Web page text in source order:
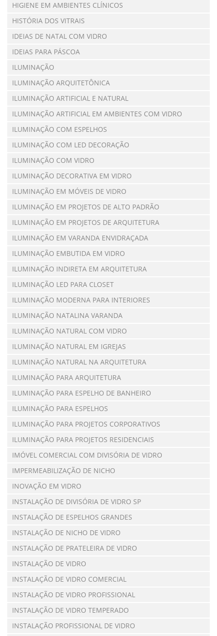
HIGIENE EM AMBIENTES CLÍNICOS
HISTÓRIA DOS VITRAIS
IDEIAS DE NATAL COM VIDRO
IDEIAS PARA PÁSCOA
ILUMINAÇÃO
ILUMINAÇÃO ARQUITETÔNICA
ILUMINAÇÃO ARTIFICIAL E NATURAL
ILUMINAÇÃO ARTIFICIAL EM AMBIENTES COM VIDRO
ILUMINAÇÃO COM ESPELHOS
ILUMINAÇÃO COM LED DECORAÇÃO
ILUMINAÇÃO COM VIDRO
ILUMINAÇÃO DECORATIVA EM VIDRO
ILUMINAÇÃO EM MÓVEIS DE VIDRO
ILUMINAÇÃO EM PROJETOS DE ALTO PADRÃO
ILUMINAÇÃO EM PROJETOS DE ARQUITETURA
ILUMINAÇÃO EM VARANDA ENVIDRAÇADA
ILUMINAÇÃO EMBUTIDA EM VIDRO
ILUMINAÇÃO INDIRETA EM ARQUITETURA
ILUMINAÇÃO LED PARA CLOSET
ILUMINAÇÃO MODERNA PARA INTERIORES
ILUMINAÇÃO NATALINA VARANDA
ILUMINAÇÃO NATURAL COM VIDRO
ILUMINAÇÃO NATURAL EM IGREJAS
ILUMINAÇÃO NATURAL NA ARQUITETURA
ILUMINAÇÃO PARA ARQUITETURA
ILUMINAÇÃO PARA ESPELHO DE BANHEIRO
ILUMINAÇÃO PARA ESPELHOS
ILUMINAÇÃO PARA PROJETOS CORPORATIVOS
ILUMINAÇÃO PARA PROJETOS RESIDENCIAIS
IMÓVEL COMERCIAL COM DIVISÓRIA DE VIDRO
IMPERMEABILIZAÇÃO DE NICHO
INOVAÇÃO EM VIDRO
INSTALAÇÃO DE DIVISÓRIA DE VIDRO SP
INSTALAÇÃO DE ESPELHOS GRANDES
INSTALAÇÃO DE NICHO DE VIDRO
INSTALAÇÃO DE PRATELEIRA DE VIDRO
INSTALAÇÃO DE VIDRO
INSTALAÇÃO DE VIDRO COMERCIAL
INSTALAÇÃO DE VIDRO PROFISSIONAL
INSTALAÇÃO DE VIDRO TEMPERADO
INSTALAÇÃO PROFISSIONAL DE VIDRO